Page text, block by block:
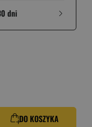
dni
DO KOSZYKA